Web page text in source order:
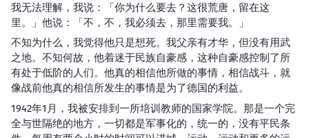
我无法理解，我说：「你为什么要去？这很荒唐，留在这
里。」他说：「不，不，我必须去，那里需要我。」
不知为什么，我觉得他只是想死。我父亲有才华，但没有用武
之地。不知何故，他着迷于民族自豪感，这种自豪感控制了所
有处于低阶的人们。他真的相信他所做的事情，相信战斗，就
像战前他真的相信所发生的事情是为了德国的利益。
1942年1月，我被安排到一所培训教师的国家学院。那是一个完
全与世隔绝的地方，一切都是军事化的，统一的，没有平民条